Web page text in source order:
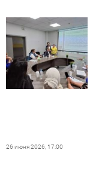
26 июня 2026, 17:00